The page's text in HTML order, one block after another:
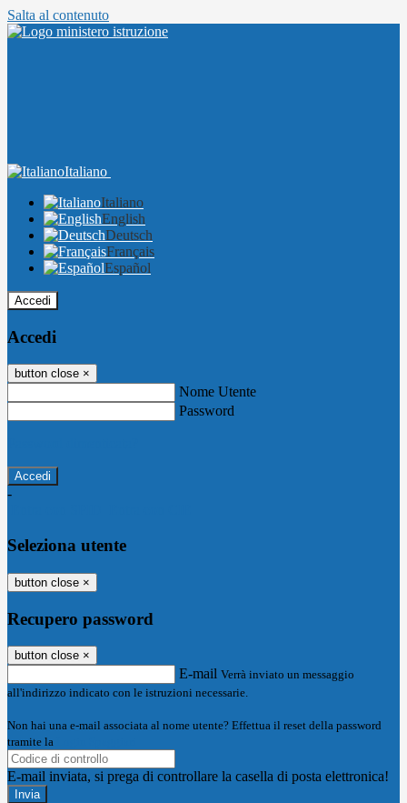
Salta al contenuto
Italiano
Italiano
English
Deutsch
Français
Español
Accedi
Accedi
button close ×
Nome Utente
Password
-
Seleziona utente
button close ×
Recupero password
button close ×
E-mail Verrà inviato un messaggio
all'indirizzo indicato con le istruzioni necessarie.
Non hai una e-mail associata al nome utente? Effettua il reset della password
tramite la
E-mail inviata, si prega di controllare la casella di posta elettronica!